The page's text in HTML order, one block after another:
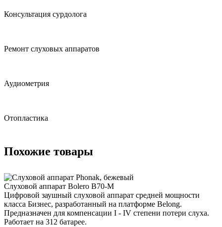
Консультация сурдолога
Ремонт слуховых аппаратов
Аудиометрия
Отопластика
Похожие товары
Слуховой аппарат Bolero B70-M
Цифровой заушный слуховой аппарат средней мощности
класса Бизнес, разработанный на платформе Belong.
Предназначен для компенсации I - IV степени потери слуха.
Работает на 312 батарее.